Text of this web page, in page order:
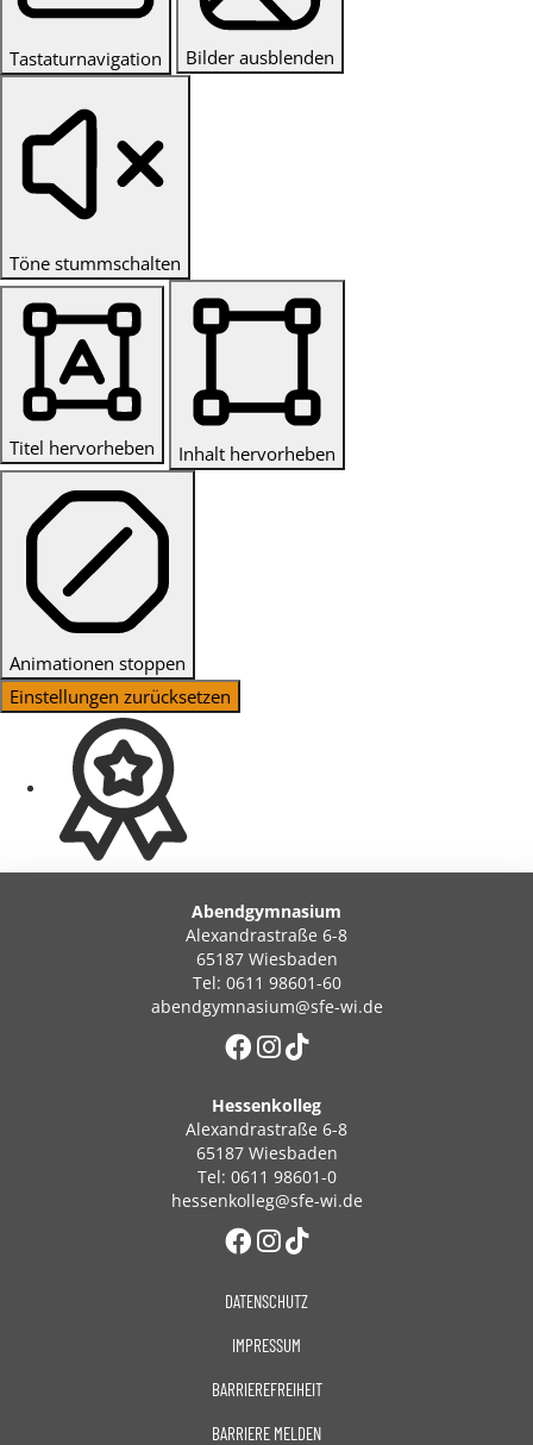
Abendgymnasium
Alexandrastraße 6-8
65187 Wiesbaden
Tel: 0611 98601-60
abendgymnasium@sfe-wi.de
Hessenkolleg
Alexandrastraße 6-8
65187 Wiesbaden
Tel: 0611 98601-0
hessenkolleg@sfe-wi.de
DATENSCHUTZ
IMPRESSUM
BARRIEREFREIHEIT
BARRIERE MELDEN
Tastaturnavigation Bilder ausblenden
Töne stummschalten
Titel hervorheben Inhalt hervorheben
Animationen stoppen
Einstellungen zurücksetzen